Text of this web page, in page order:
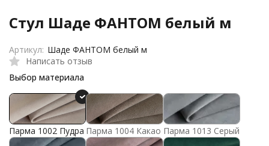
Стул Шаде ФАНТОМ белый м
Написать отзыв
Выбор материала
Парма 1002 Пудра Парма 1004 Какао Парма 1013 Серый
Артикул: Шаде ФАНТОМ белый м